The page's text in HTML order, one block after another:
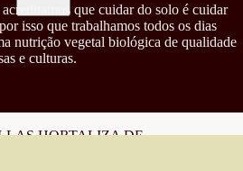
DEMETER
HORTALIZA DE
que cuidar do solo é cuidar
isso que trabalhamos todos os dias
nutrição vegetal biológica de qualidade
e culturas.